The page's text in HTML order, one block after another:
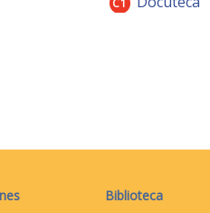
Biblioteca